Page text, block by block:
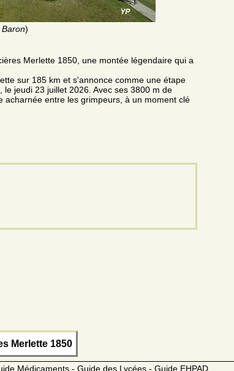
Baron)
Merlette 1850, une montée légendaire qui a
sur 185 km et s'annonce comme une étape
jeudi 23 juillet 2026. Avec ses 3800 m de
acharnée entre les grimpeurs, à un moment clé
Merlette 1850
Médicaments - Guide des Lycées - Guide EHPAD